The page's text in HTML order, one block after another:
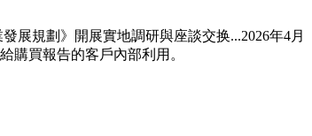
規劃》開展實地調研與座談交换...2026年4月
購買報告的客戶內部利用。